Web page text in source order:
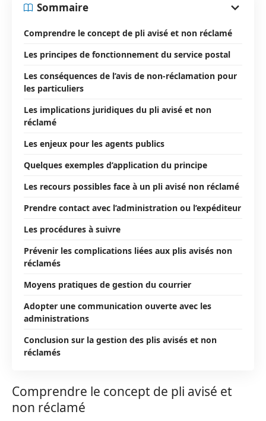
Sommaire
Comprendre le concept de pli avisé et non réclamé
Les principes de fonctionnement du service postal
Les conséquences de l’avis de non-réclamation pour
les particuliers
Les implications juridiques du pli avisé et non
réclamé
Les enjeux pour les agents publics
Quelques exemples d’application du principe
Les recours possibles face à un pli avisé non réclamé
Prendre contact avec l’administration ou l’expéditeur
Les procédures à suivre
Prévenir les complications liées aux plis avisés non
réclamés
Moyens pratiques de gestion du courrier
Adopter une communication ouverte avec les
administrations
Conclusion sur la gestion des plis avisés et non
réclamés
Comprendre le concept de pli avisé et
non réclamé